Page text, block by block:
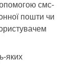
смс-
пошти чи
яких